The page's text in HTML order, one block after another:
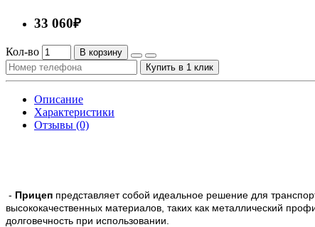
33 060₽
Кол-во
В корзину
Купить в 1 клик
Описание
Характеристики
Отзывы (0)
- Прицеп представляет собой идеальное решение для
высококачественных материалов, таких как металлический
долговечность при использовании.